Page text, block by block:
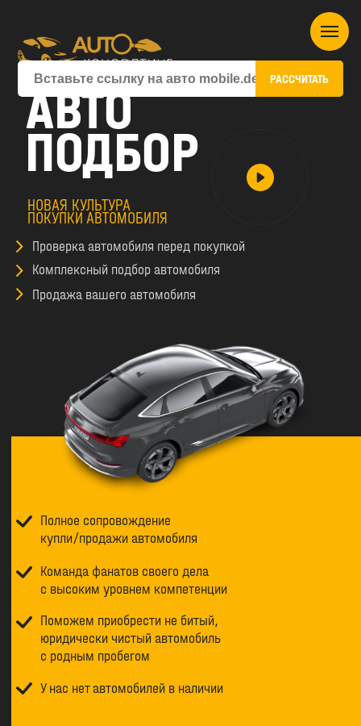
РАССЧИТАТЬ
АВТО
ПОДБОР
НОВАЯ КУЛЬТУРА
ПОКУПКИ АВТОМОБИЛЯ
Проверка автомобиля перед покупкой
Комплексный подбор автомобиля
Продажа вашего автомобиля
Полное сопровождение
купли/продажи автомобиля
Поможем приобрести не битый,
юридически чистый автомобиль
с родным пробегом
Команда фанатов своего дела
с высоким уровнем компетенции
У нас нет автомобилей в наличии